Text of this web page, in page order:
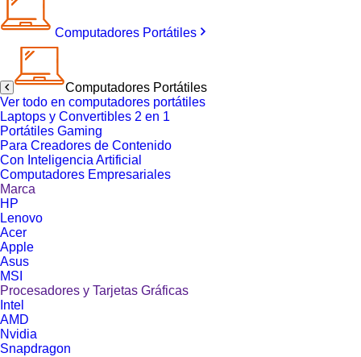
Computadores Portátiles
Computadores Portátiles
Ver todo en computadores portátiles
Laptops y Convertibles 2 en 1
Portátiles Gaming
Para Creadores de Contenido
Con Inteligencia Artificial
Computadores Empresariales
Marca
HP
Lenovo
Acer
Apple
Asus
MSI
Procesadores y Tarjetas Gráficas
Intel
AMD
Nvidia
Snapdragon